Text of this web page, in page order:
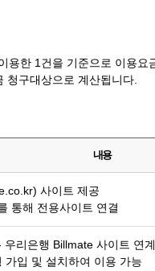
한 1건을 기준으로 이용요
청구대상으로 계산됩니다.
내용
사이트 제공
통해 전용사이트 연결
리은행 Billmate 사이트 연계
가입 및 설치하여 이용 가능